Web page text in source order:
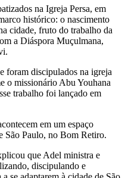
na Igreja Persa, em
histórico: o nascimento
cidade, fruto do trabalho da
a Diáspora Muçulmana,
foram discipulados na igreja
o missionário Abu Youhana
trabalho foi lançado em
em um espaço
São Paulo, no Bom Retiro.
que Adel ministra e
discipulando e